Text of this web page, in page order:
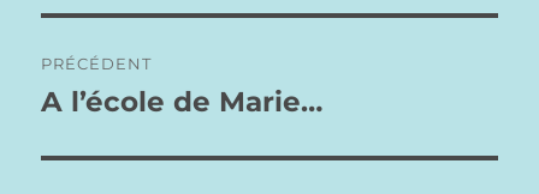
de
PRÉCÉDENT
Publication
A l’école de Marie…